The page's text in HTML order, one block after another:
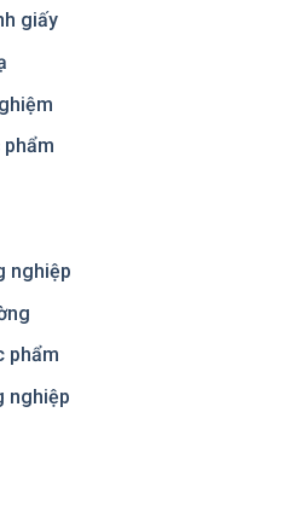
giấy
nghiệp
phẩm
nghiệp